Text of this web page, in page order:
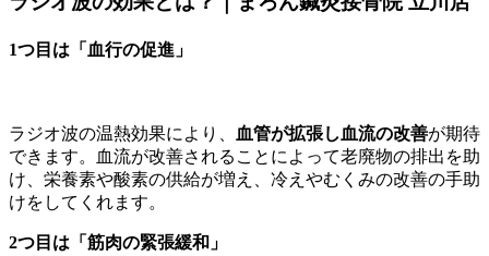
1つ目は「血行の促進」
ラジオ波の温熱効果により、 血管が拡張し血流の改善が期待
できます。血流が改善されることによって老廃物の排出を助
け、栄養素や酸素の供給が増え、冷えやむくみの改善の手助
けをしてくれます。
2つ目は「筋肉の緊張緩和」